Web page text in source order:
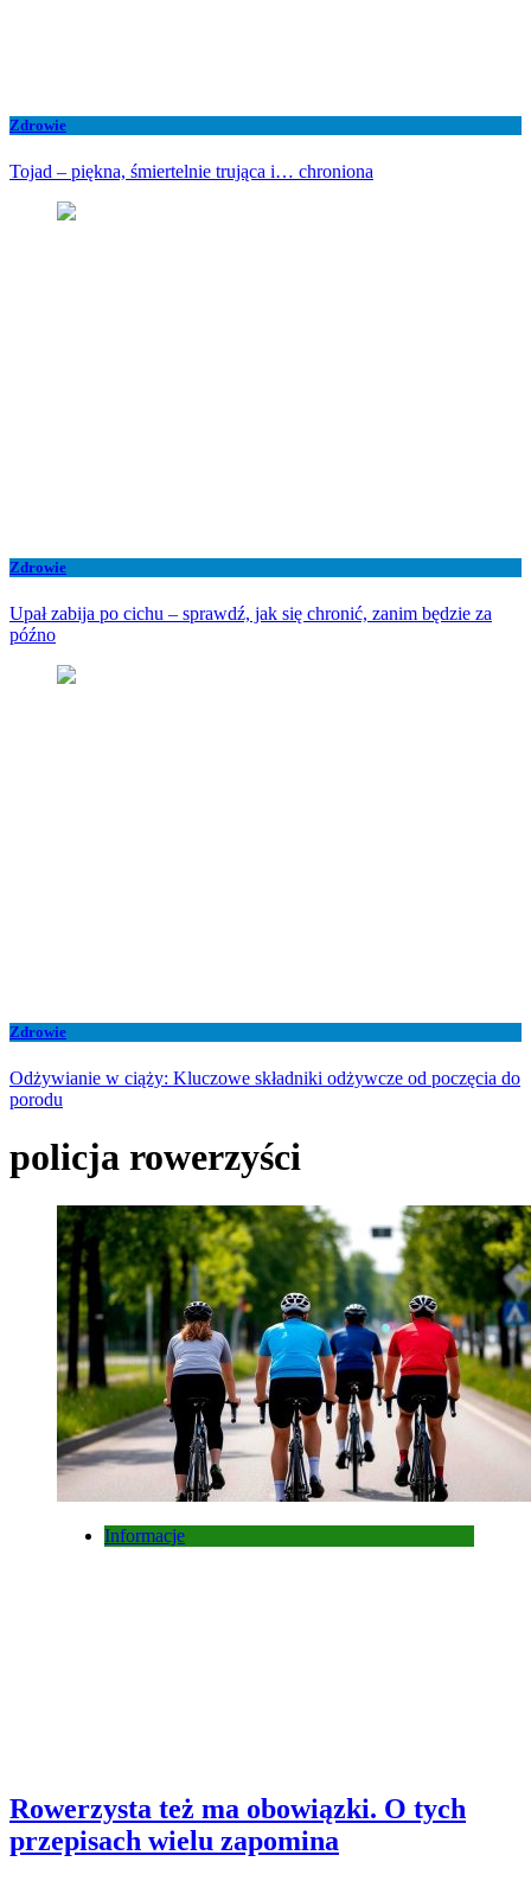
Zdrowie
Tojad – piękna, śmiertelnie trująca i… chroniona
Zdrowie
Upał zabija po cichu – sprawdź, jak się chronić, zanim będzie za
późno
Zdrowie
Odżywianie w ciąży: Kluczowe składniki odżywcze od poczęcia do
porodu
policja rowerzyści
Informacje
Rowerzysta też ma obowiązki. O tych
przepisach wielu zapomina